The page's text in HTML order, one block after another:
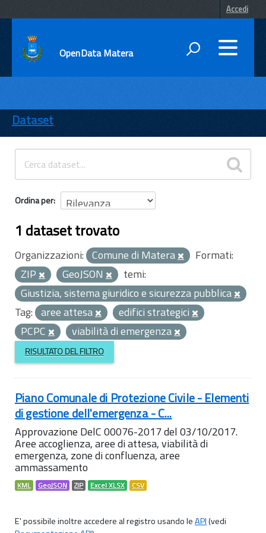
Accedi
OpenData Matera
ENTI
TEMI
INFORMAZIONI
Dataset
Ordina per
1 dataset trovato
Organizzazioni: Comune di Matera
Formati:
ZIP
GeoJSON
temi:
Giustizia, sistema giuridico e sicurezza pubblica
Tag: aree attesa
edifici strategici
PCPC
viabilità di emergenza
RISULTATO DEL FILTRO
Piano Comunale di Protezione Civile - Elementi
di gestione dell'emergenza - C...
Approvazione DelC 00076-2017 del 03/10/2017.
Aree accoglienza, aree di attesa, viabilità di
emergenza, zone di confluenza, aree
ammassamento
KML GeoJSON ZIP Excel XLSX CSV
E' possibile inoltre accedere al registro usando leAPI(vedi